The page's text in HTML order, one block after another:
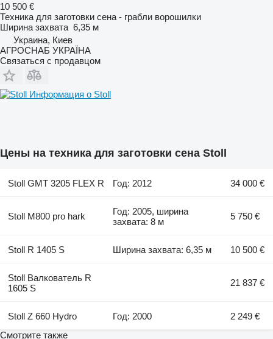
10 500 €
Техника для заготовки сена - грабли ворошилки
Ширина захвата 6,35 м
Украина, Киев
АГРОСНАБ УКРАЇНА
Связаться с продавцом
Информация о Stoll
Цены на техника для заготовки сена Stoll
Stoll GMT 3205 FLEX R Год: 2012 34 000 €
Stoll M800 pro hark
Год: 2005, ширина
захвата: 8 м
5 750 €
Stoll R 1405 S Ширина захвата: 6,35 м 10 500 €
Stoll Валкователь R
1605 S
21 837 €
Stoll Z 660 Hydro Год: 2000
2 249 €
Смотрите также